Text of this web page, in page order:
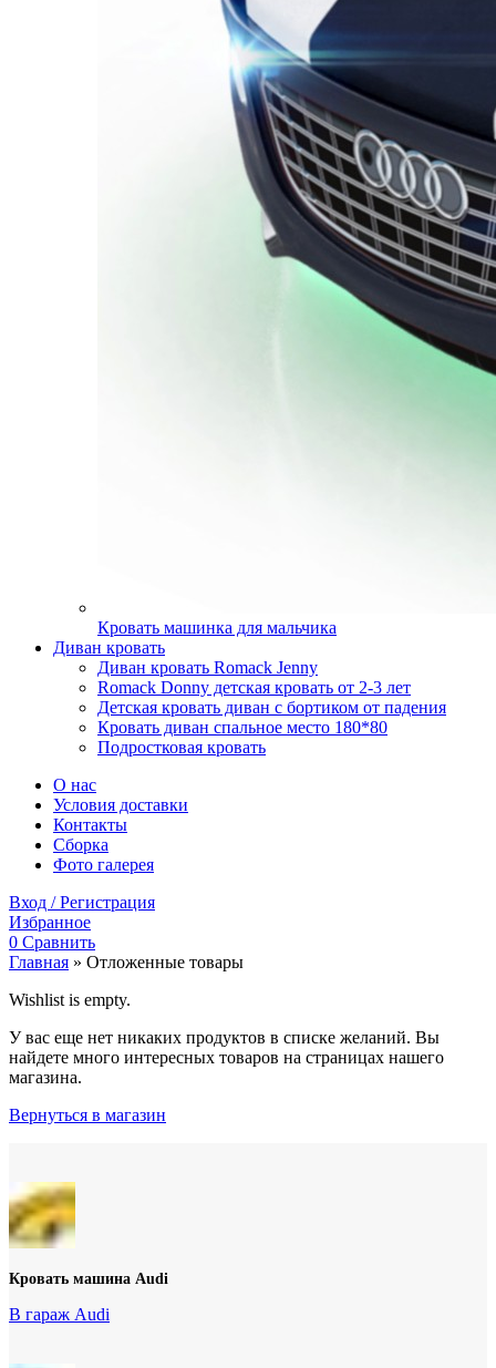
Кровать машинка для мальчика
Диван кровать
Диван кровать Romack Jenny
Romack Donny детская кровать от 2-3 лет
Детская кровать диван с бортиком от падения
Кровать диван спальное место 180*80
Подростковая кровать
О нас
Условия доставки
Контакты
Сборка
Фото галерея
Вход / Регистрация
Избранное
0 Сравнить
Главная » Отложенные товары
Wishlist is empty.
У вас еще нет никаких продуктов в списке желаний. Вы
найдете много интересных товаров на страницах нашего
магазина.
Вернуться в магазин
Кровать машина Audi
В гараж Audi